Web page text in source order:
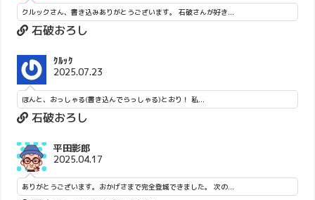
クルックさん、書き込みありがとうございます。 石破さんが好き...
石破おろし
ｸﾙｯｸ
2025.07.23
ほんと、おっしゃる(書き込んでらっしゃる)とおり！ 私...
石破おろし
平田影郎
2025.04.17
ありがとうございます。おかげさまで完全登城できました。 次の...